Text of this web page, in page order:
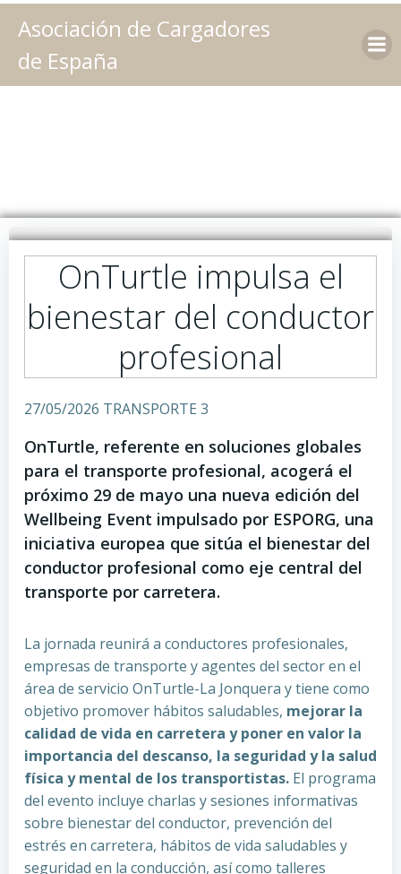
Saltar
al
Asociación de Cargadores
de España
OnTurtle impulsa el
bienestar del conductor
profesional
27/05/2026 TRANSPORTE 3
OnTurtle, referente en soluciones globales
para el transporte profesional, acogerá el
próximo 29 de mayo una nueva edición del
Wellbeing Event impulsado por ESPORG, una
iniciativa europea que sitúa el bienestar del
conductor profesional como eje central del
transporte por carretera.
La jornada reunirá a conductores profesionales,
empresas de transporte y agentes del sector en el
área de servicio OnTurtle-La Jonquera y tiene como
objetivo promover hábitos saludables, mejorar la
calidad de vida en carretera y poner en valor la
importancia del descanso, la seguridad y la salud
física y mental de los transportistas. El programa
del evento incluye charlas y sesiones informativas
sobre bienestar del conductor, prevención del
estrés en carretera, hábitos de vida saludables y
seguridad en la conducción, así como talleres